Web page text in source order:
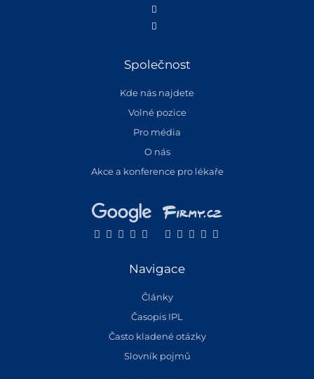
Společnost
Kde nás najdete
Volné pozice
Pro média
O nás
Akce a konference pro lékaře
Navigace
Články
Časopis IPL
Často kladené otázky
Slovník pojmů